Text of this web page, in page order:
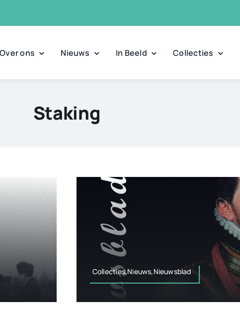
Over ons Nieuws In Beeld Collecties
Staking
Collecties,Nieuws,Nieuwsblad